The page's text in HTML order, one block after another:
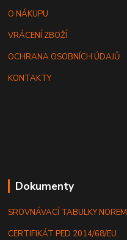
O NÁKUPU
VRÁCENÍ ZBOŽÍ
OCHRANA OSOBNÍCH ÚDAJŮ
KONTAKTY
Dokumenty
SROVNÁVACÍ TABULKY NOREM
CERTIFIKÁT PED 2014/68/EU